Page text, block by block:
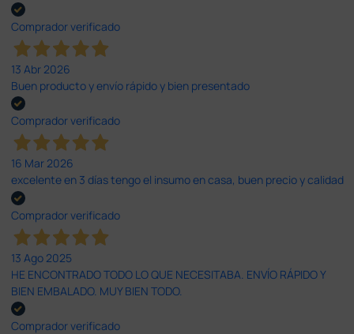
Comprador verificado
13 Abr 2026
Buen producto y envío rápido y bien presentado
Comprador verificado
16 Mar 2026
excelente en 3 días tengo el insumo en casa, buen precio y calidad
Comprador verificado
13 Ago 2025
HE ENCONTRADO TODO LO QUE NECESITABA. ENVÍO RÁPIDO Y
BIEN EMBALADO. MUY BIEN TODO.
Comprador verificado